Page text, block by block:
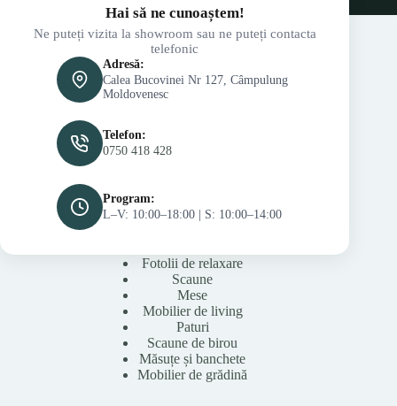
Hai să ne cunoaștem!
Ne puteți vizita la showroom sau ne puteți contacta
telefonic
Adresă:
Calea Bucovinei Nr 127, Câmpulung
Moldovenesc
Telefon:
0750 418 428
Program:
L–V: 10:00–18:00 | S: 10:00–14:00
Fotolii de relaxare
Scaune
Mese
Mobilier de living
Paturi
Scaune de birou
Măsuțe și banchete
Mobilier de grădină